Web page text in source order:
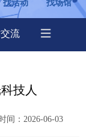
技人
间：2026-06-03